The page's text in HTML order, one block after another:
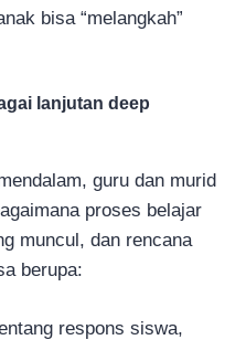
bisa “melangkah”
lanjutan deep
guru dan murid
proses belajar
muncul, dan rencana
berupa:
respons siswa,